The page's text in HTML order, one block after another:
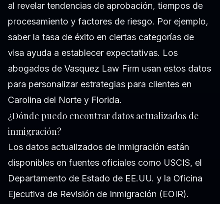
al revelar tendencias de aprobación, tiempos de
procesamiento y factores de riesgo. Por ejemplo,
saber la tasa de éxito en ciertas categorías de
visa ayuda a establecer expectativas. Los
abogados de Vasquez Law Firm usan estos datos
para personalizar estrategias para clientes en
Carolina del Norte y Florida.
¿Dónde puedo encontrar datos actualizados de
inmigración?
Los datos actualizados de inmigración están
disponibles en fuentes oficiales como USCIS, el
Departamento de Estado de EE.UU. y la Oficina
Ejecutiva de Revisión de Inmigración (EOIR).